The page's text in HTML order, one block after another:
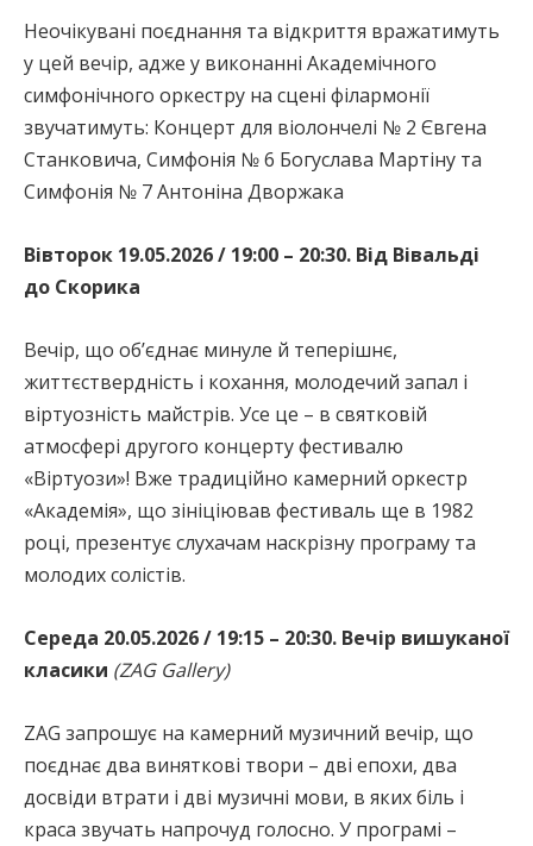
Неочікувані поєднання та відкриття вражатимуть
у цей вечір, адже у виконанні Академічного
симфонічного оркестру на сцені філармонії
звучатимуть: Концерт для віолончелі № 2 Євгена
Станковича, Симфонія № 6 Богуслава Мартіну та
Симфонія № 7 Антоніна Дворжака
Вівторок 19.05.2026 / 19:00 – 20:30. Від Вівальді
до Скорика
Вечір, що об’єднає минуле й теперішнє,
життєствердність і кохання, молодечий запал і
віртуозність майстрів. Усе це – в святковій
атмосфері другого концерту фестивалю
«Віртуози»! Вже традиційно камерний оркестр
«Академія», що зініціював фестиваль ще в 1982
році, презентує слухачам наскрізну програму та
молодих солістів.
Середа 20.05.2026 / 19:15 – 20:30. Вечір вишуканої
класики (ZAG Gallery)
ZAG запрошує на камерний музичний вечір, що
поєднає два виняткові твори – дві епохи, два
досвіди втрати і дві музичні мови, в яких біль і
краса звучать напрочуд голосно. У програмі –